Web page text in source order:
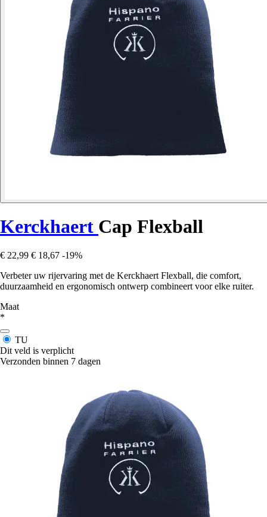
Kerckhaert Cap Flexball
€ 22,99 € 18,67 -19%
Verbeter uw rijervaring met de Kerckhaert Flexball, die comfort,
duurzaamheid en ergonomisch ontwerp combineert voor elke ruiter.
Maat
*
TU
Dit veld is verplicht
Verzonden binnen 7 dagen